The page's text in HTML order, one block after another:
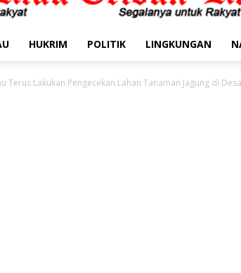
HUKRIM POLITIK LINGKUNGAN
Terus Lakukan Pengecekan Lahan Tanaman Jagung di